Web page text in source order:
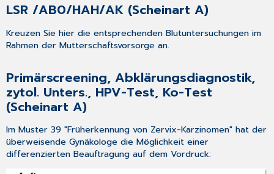
LSR /AB0/HAH/AK (Scheinart A)
Kreuzen Sie hier die entsprechenden Blutuntersuchungen im
Rahmen der Mutterschaftsvorsorge an.
Primärscreening, Abklärungsdiagnostik,
zytol. Unters., HPV-Test, Ko-Test
(Scheinart A)
ImMuster 39 "Früherkennung von Zervix-Karzinomen" hat der
überweisende Gynäkologe die Möglichkeit einer
differenzierten Beauftragung auf dem Vordruck: